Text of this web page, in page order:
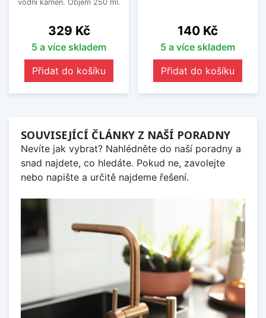
vodní kámen. Objem 250 ml.
Cena
329 Kč
5 a více skladem
Přidat do košíku
Cena
140 Kč
5 a více skladem
Přidat do košíku
SOUVISEJÍCÍ ČLÁNKY Z NAŠÍ PORADNY
Nevíte jak vybrat? Nahlédněte do naší poradny a
snad najdete, co hledáte. Pokud ne, zavolejte
nebo napište a určitě najdeme řešení.